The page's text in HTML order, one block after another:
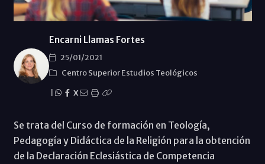
Encarni Llamas Fortes
25/01/2021
Centro Superior Estudios Teológicos
X
Se trata del Curso de formación en Teología,
Pedagogía y Didáctica de la Religión para la obtención
de la Declaración Eclesiástica de Competencia